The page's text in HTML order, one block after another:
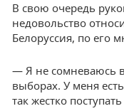
В свою очередь
недовольство
Белоруссия, по его
— Я не сомневаюсь
выборах. У меня
так жестко